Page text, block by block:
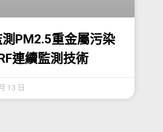
PM2.5重金屬污染
連續監測技術
13 日